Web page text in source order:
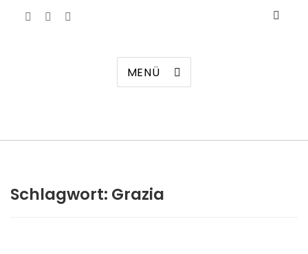
MENÜ
Schlagwort: Grazia